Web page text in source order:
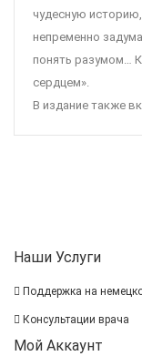
чудесную
непременно
понять разумом…
сердцем».
В издание также
Наши Услуги
Поддержка на
Консультации врача
Мой Аккаунт